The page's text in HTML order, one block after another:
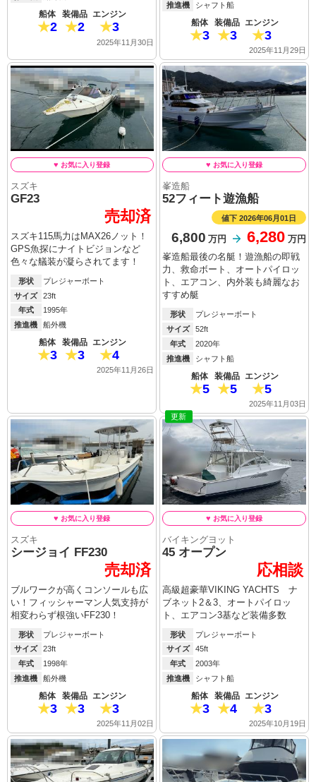
船体
2
装備品
2
エンジン
3
2025年11月30日
推進機 シャフト船
船体
3
装備品
3
エンジン
3
2025年11月29日
スズキ
GF23
売却済
スズキ115馬力はMAX26ノット！
GPS魚探にナイトビジョンなど
色々な艤装が凝らされてます！
形状
プレジャーボート
サイズ
23ft
年式
1995年
推進機
船外機
船体
3
装備品
3
エンジン
4
2025年11月26日
峯造船
52フィート遊漁船
値下 2026年06月01日
6,800 万円 6,280 万円
峯造船最後の名艇！遊漁船の即戦
力、救命ボート、オートパイロッ
ト、エアコン、内外装も綺麗なお
すすめ艇
形状
プレジャーボート
サイズ
52ft
年式
2020年
推進機
シャフト船
船体
5
装備品
5
エンジン
5
2025年11月03日
スズキ
シージョイ FF230
売却済
ブルワークが高くコンソールも広
い！フィッシャーマン人気支持が
相変わらず根強いFF230！
形状
プレジャーボート
サイズ
23ft
年式
1998年
推進機
船外機
船体
3
装備品
3
エンジン
3
2025年11月02日
バイキングヨット
45 オープン
応相談
高級超豪華VIKING YACHTS ナ
ブネット2＆3、オートパイロッ
ト、エアコン3基など装備多数
形状
プレジャーボート
サイズ
45ft
年式
2003年
推進機
シャフト船
船体
3
装備品
4
エンジン
3
2025年10月19日
更新